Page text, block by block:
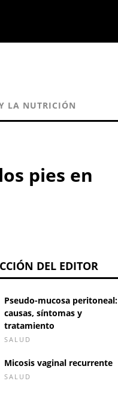
LA NUTRICIÓN
pies en
DEL EDITOR
Pseudo-mucosa peritoneal:
causas, síntomas y
tratamiento
SALUD
Micosis vaginal recurrente
SALUD